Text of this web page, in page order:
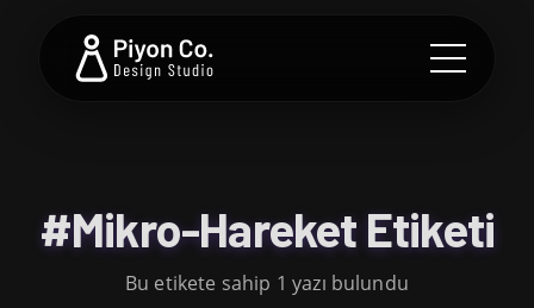
#Mikro-Hareket Etiketi
Bu etikete sahip 1 yazı bulundu